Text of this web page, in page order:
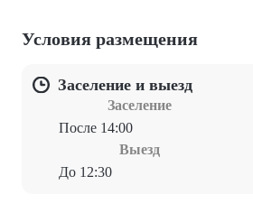
Условия размещения
Заселение и выезд
Заселение
После 14:00
Выезд
До 12:30